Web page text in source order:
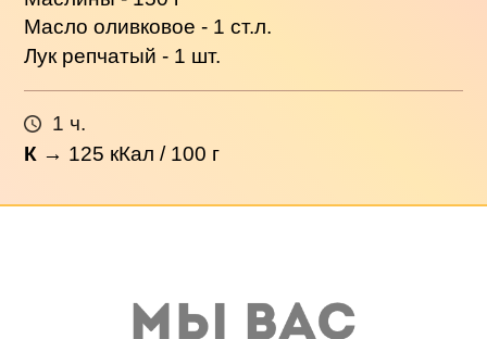
Масло оливковое - 1 ст.л.
Лук репчатый - 1 шт.
1 ч.
К → 125 кКал / 100 г